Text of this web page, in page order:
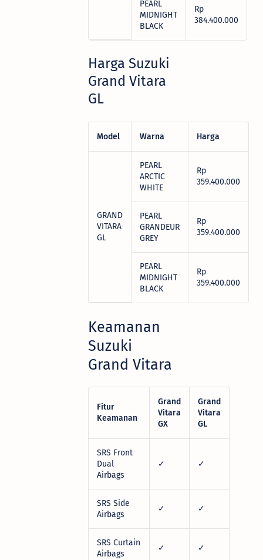
PEARL
MIDNIGHT
BLACK
Rp
384.400.000
Harga Suzuki
Grand Vitara
GL
Model Warna Harga
GRAND
VITARA
GL
PEARL
ARCTIC
WHITE
Rp
359.400.000
PEARL
GRANDEUR
GREY
Rp
359.400.000
PEARL
MIDNIGHT
BLACK
Rp
359.400.000
Keamanan
Suzuki
Grand Vitara
Fitur
Keamanan
Grand
Vitara
GX
Grand
Vitara
GL
SRS Front
Dual
Airbags
✓ ✓
SRS Side
Airbags
✓ ✓
SRS Curtain
Airbags
✓ ✓